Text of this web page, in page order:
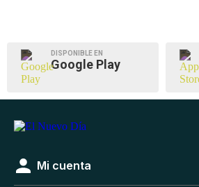
DISPONIBLE EN
Google Play
Mi cuenta